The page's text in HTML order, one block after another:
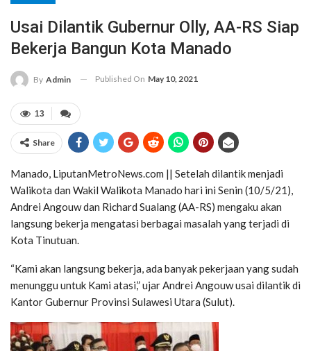
Usai Dilantik Gubernur Olly, AA-RS Siap
Bekerja Bangun Kota Manado
By Admin Published On May 10, 2021
13
Share
Manado, LiputanMetroNews.com || Setelah dilantik menjadi
Walikota dan Wakil Walikota Manado hari ini Senin (10/5/21),
Andrei Angouw dan Richard Sualang (AA-RS) mengaku akan
langsung bekerja mengatasi berbagai masalah yang terjadi di
Kota Tinutuan.
“Kami akan langsung bekerja, ada banyak pekerjaan yang sudah
menunggu untuk Kami atasi,” ujar Andrei Angouw usai dilantik di
Kantor Gubernur Provinsi Sulawesi Utara (Sulut).